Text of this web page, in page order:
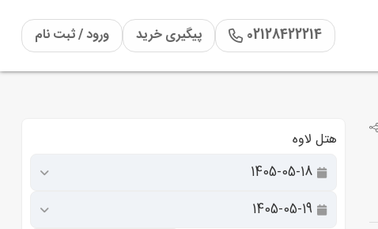
02128422214 پیگیری خرید ورود / ثبت نام
هتل لاوه